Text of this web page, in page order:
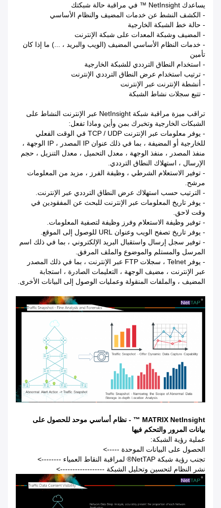
يساعدك NetInsight ™ في مراقبة حالة شبكتك
- الكشف النشط عن خدمات المضيف والنظام الأساسي
- حالة خط الشبكة الخارجية
- المضيف وشبكة المعدات على شبكة الإنترنت
- خدمات النظام الأساسي المضيف (الويب والبريد ، ...) ما إذا كان
تأمين
- استخدام النطاق الترددي للشبكة الخارجية
- ترتيب استخدام عرض النطاق الترددي الإنترنت
- أنشطة الإنترنت عبر الإنترنت
- تتبع سجلات نشاط الشبكة
تراقب ميزة مراقبة شبكة NetInsight عبر الإنترنت النشاط على
الشبكات الخارجية وتخبرك بمن وأين وماذا تفعل:
- يوفر معلومات عبر الإنترنت TCP / UDP في الوقت الفعلي
للخارجية أو المضيفة ، بما في ذلك عنوان IP المصدر ، IP الوجهة ،
منفذ المصدر ، منفذ الوجهة ، معدل التحميل ، معدل التنزيل ، حجم
الإرسال ، استهلاك النطاق الترددي.
- توفير الاستعلام الشرطي ، وظيفة الفرز ، مزيد من المعلومات
مرشح.
- الترتيب حسب استهلاك عرض النطاق الترددي عبر الإنترنت.
- يوفر تاريخ المعلومات عبر الإنترنت للبحث عن المفقودين في
وقت لاحق.
- توفير وظيفة الاستعلام وفرز وظيفة لتصفية المعلومات.
- يوفر تاريخ تصفح الويب وعنوان URL للوصول إلى الموقع.
- توفير سجل إرسال واستقبال البريد الإلكتروني ، بما في ذلك اسم
المرسل والمستلم والموضوع والملف المرفق.
- يوفر Telnet ، سجلات FTP عبر الإنترنت ، بما في ذلك المصدر
عبر الإنترنت ، مضيف الوجهة ، التعليمات الصادرة ، استجابة
المضيف ، والملفات المنقولة وعمليات الوصول إلى البيانات الأخرى.
MATRIX NetInsight ™ - نظام أساسي موحد للحصول على
بيانات المرور والتحكم فيها
عملية رؤية الشبكة:
الحصول على البيانات الموحدة ----->
تجنب رؤية شبكة NetTAP® لمراقبة النقاط العمياء -------->
نشر النظام لتحسين وتحليل الشبكة ------------------>